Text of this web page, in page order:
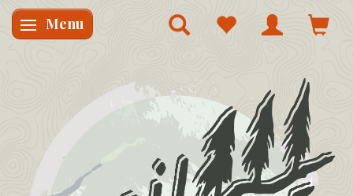
Skifte navigation
Menu